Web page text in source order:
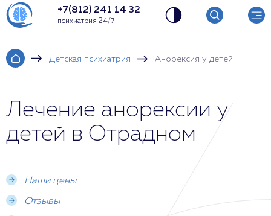
+7(812) 241 14 32
психиатрия 24/7
Детская психиатрия Анорексия у детей
Лечение анорексии у
детей в Отрадном
Наши цены
Отзывы